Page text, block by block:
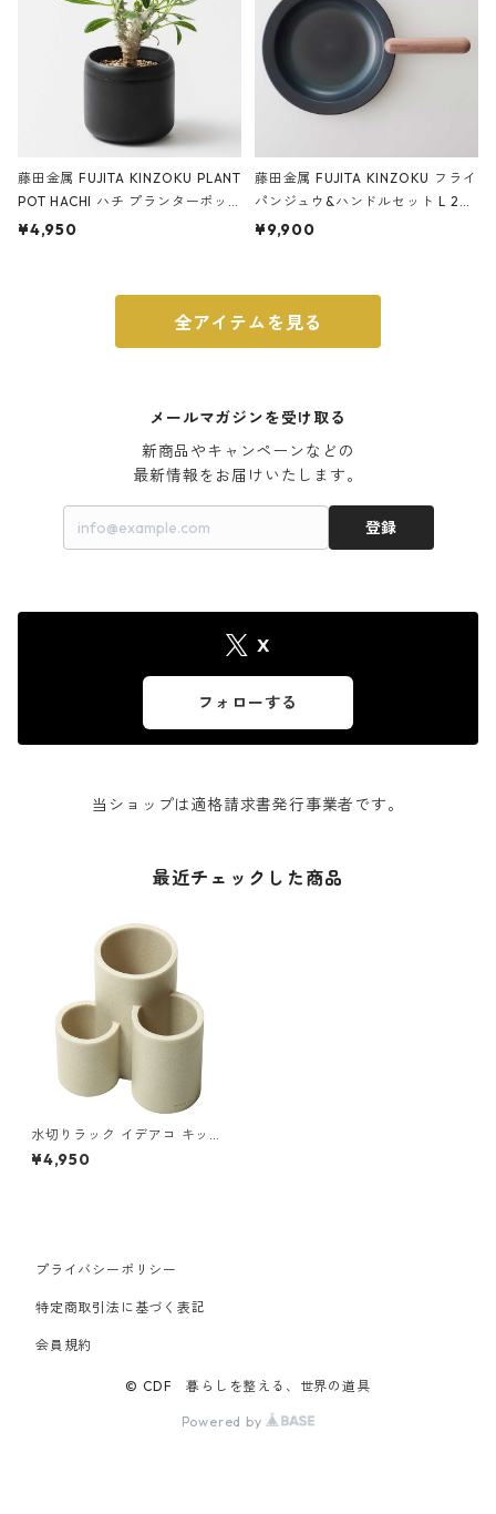
藤田金属 FUJITA KINZOKU PLANT
POT HACHI ハチ プランターポッ
ト 3号 ブラック
¥4,950
藤田金属 FUJITA KINZOKU フライ
パンジュウ&ハンドルセット L 24c
m ガス火・IH対応 鉄フライパン
¥9,900
全アイテムを見る
メールマガジンを受け取る
新商品やキャンペーンなどの
最新情報をお届けいたします。
登録
X
フォローする
当ショップは適格請求書発行事業者です。
最近チェックした商品
水切りラック イデアコ キッチ
ンドレーナー スカルプチャー
ツール ディー ideaco Sculptu
¥4,950
プライバシーポリシー
特定商取引法に基づく表記
会員規約
© CDF 暮らしを整える、世界の道具
Powered by